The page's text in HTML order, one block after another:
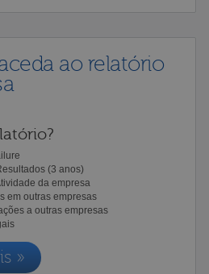
ao relatório
(3 anos)
da empresa
em outras empresas
a outras empresas
»